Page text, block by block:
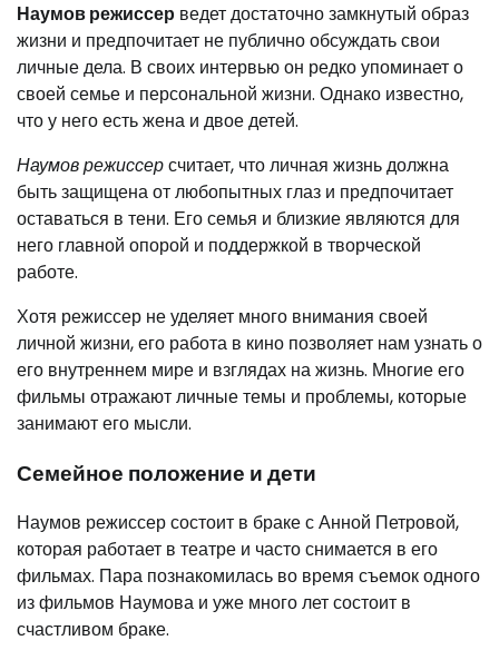
Наумов режиссер ведет достаточно замкнутый образ
жизни и предпочитает не публично обсуждать свои
личные дела. В своих интервью он редко упоминает о
своей семье и персональной жизни. Однако известно,
что у него есть жена и двое детей.
Наумов режиссерсчитает, что личная жизнь должна
быть защищена от любопытных глаз и предпочитает
оставаться в тени. Его семья и близкие являются для
него главной опорой и поддержкой в творческой
работе.
Хотя режиссер не уделяет много внимания своей
личной жизни, его работа в кино позволяет нам узнать о
его внутреннем мире и взглядах на жизнь. Многие его
фильмы отражают личные темы и проблемы, которые
занимают его мысли.
Семейное положение и дети
Наумов режиссер состоит в браке с Анной Петровой,
которая работает в театре и часто снимается в его
фильмах. Пара познакомилась во время съемок одного
из фильмов Наумова и уже много лет состоит в
счастливом браке.